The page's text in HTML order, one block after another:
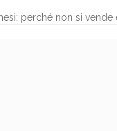
perché non si vende